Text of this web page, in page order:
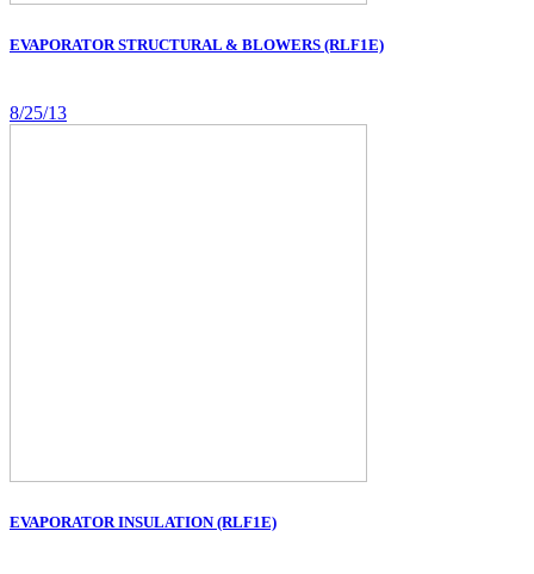
EVAPORATOR STRUCTURAL & BLOWERS (RLF1E)
8/25/13
EVAPORATOR INSULATION (RLF1E)